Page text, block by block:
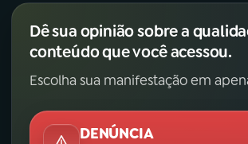
Dê sua opinião sobre a
conteúdo que você acessou.
Escolha sua manifestação em
DENÚNCIA